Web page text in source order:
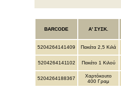
BARCODE Α' ΣΥΣΚ.
5204264141409 Πακέτα 2,5 Κιλά
5204264141102 Πακέτο 1 Κιλού
5204264188367
Χαρτόκουτο
400 Γραμ